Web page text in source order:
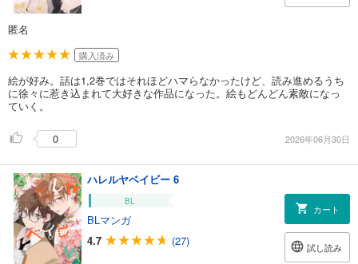
匿名
購入済み
絵が好み。話は1,2巻ではそれほどハマらなかったけど、読み進めるうち
に徐々に惹き込まれて大好きな作品になった。絵もどんどん素敵になっ
ていく。
0 2026年06月30日
ハレルヤベイビー 6
BL
BLマンガ
4.7
(27)
カート
試し読み